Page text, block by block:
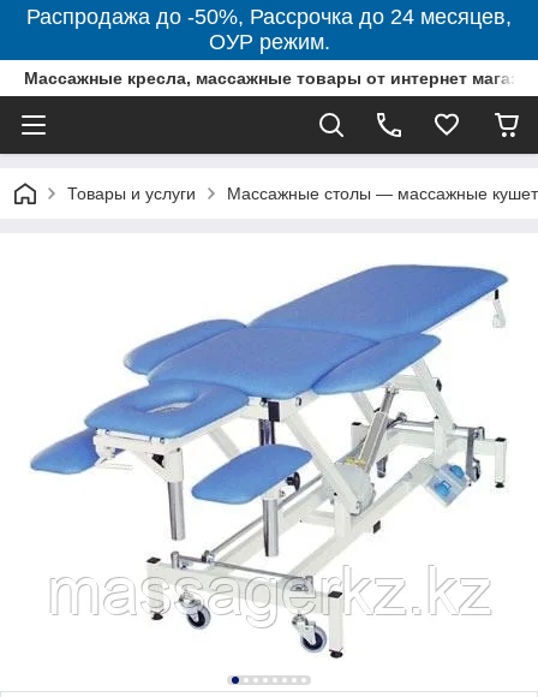
Распродажа до -50%, Рассрочка до 24 месяцев,
ОУР режим.
Массажные кресла, массажные товары от интернет
Товары и услуги Массажные столы — массажные